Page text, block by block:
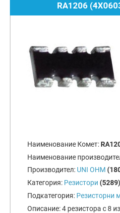
RA1206
Наименование Комет:
Наименование
Производител: UNI OHM
Категория: Резистори (5289)
Подкатегория: Резисторни
Описание:4 резистора с 8